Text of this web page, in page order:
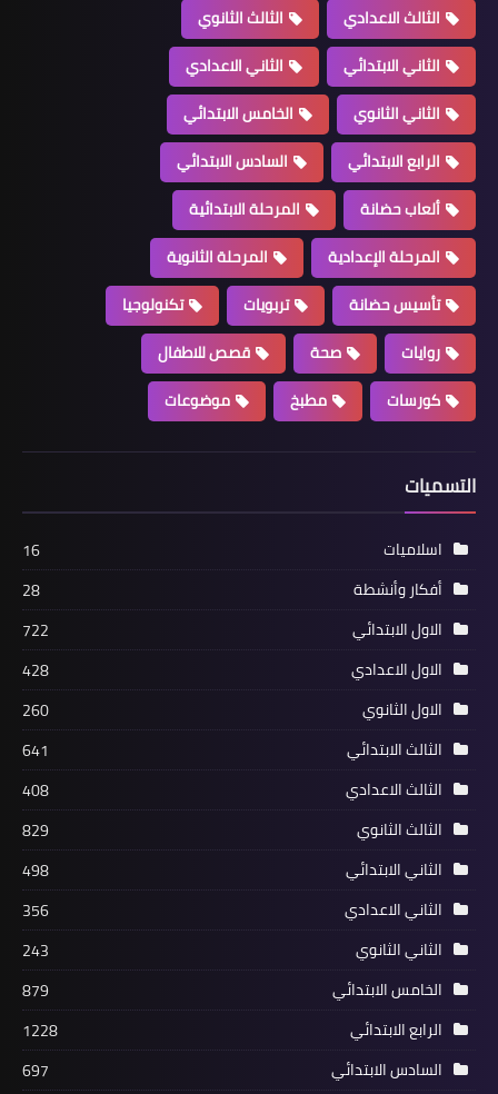
الثالث الاعدادي
الثالث الثانوي
الثاني الابتدائي
الثاني الاعدادي
الثاني الثانوي
الخامس الابتدائي
الرابع الابتدائي
السادس الابتدائي
ألعاب حضانة
المرحلة الابتدائية
المرحلة الإعدادية
المرحلة الثانوية
تأسيس حضانة
تربويات
تكنولوجيا
روايات
صحة
قصص للاطفال
كورسات
مطبخ موضوعات
التسميات
اسلاميات
16
أفكار وأنشطة
28
الاول الابتدائي
722
الاول الاعدادي
428
الاول الثانوي
260
الثالث الابتدائي
641
الثالث الاعدادي
408
الثالث الثانوي
829
الثاني الابتدائي
498
الثاني الاعدادي
356
الثاني الثانوي
243
الخامس الابتدائي
879
الرابع الابتدائي
1228
السادس الابتدائي
697